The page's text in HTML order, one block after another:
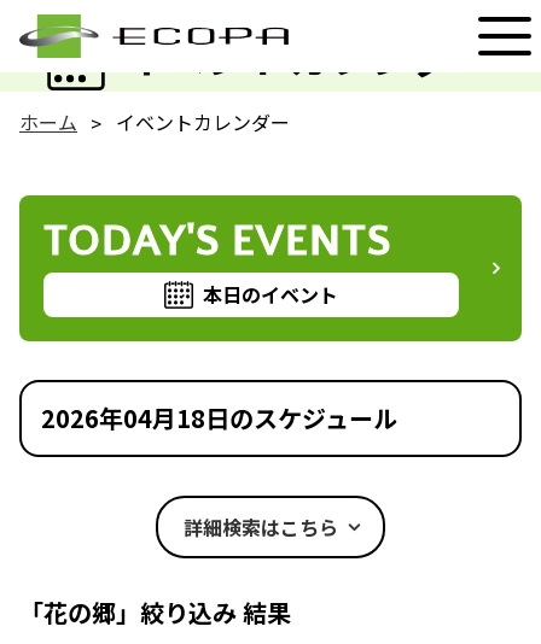
イベントカレンダー
EVENT
ホーム イベントカレンダー
TODAY'S EVENTS
本日のイベント
2026年04月18日のスケジュール
詳細検索はこちら
「花の郷」絞り込み 結果